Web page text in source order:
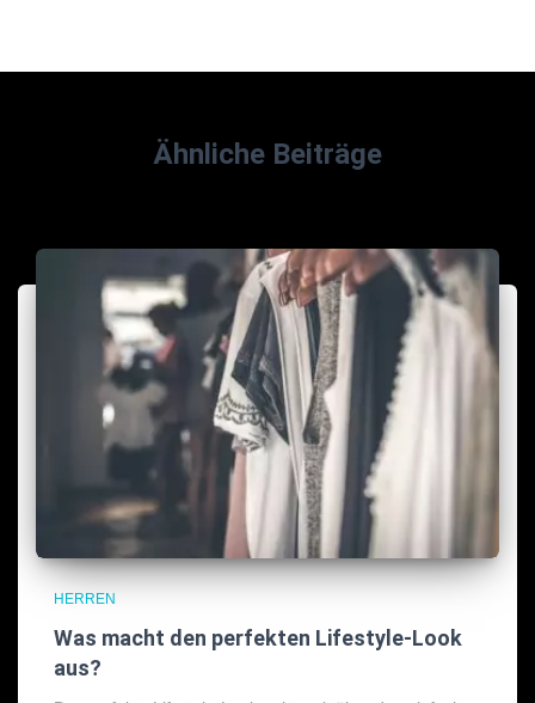
Ähnliche Beiträge
HERREN
Was macht den perfekten Lifestyle-Look
aus?